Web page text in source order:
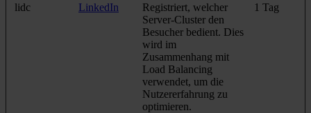
lidc
LinkedIn
Registriert, welcher
Server-Cluster den
Besucher bedient. Dies
wird im
Zusammenhang mit
Load Balancing
verwendet, um die
Nutzererfahrung zu
optimieren.
1 Tag